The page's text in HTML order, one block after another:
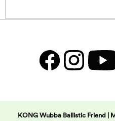
KONG Wubba Ballistic Friend |